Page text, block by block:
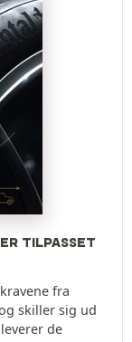
TILPASSET
fra
skiller sig ud
de